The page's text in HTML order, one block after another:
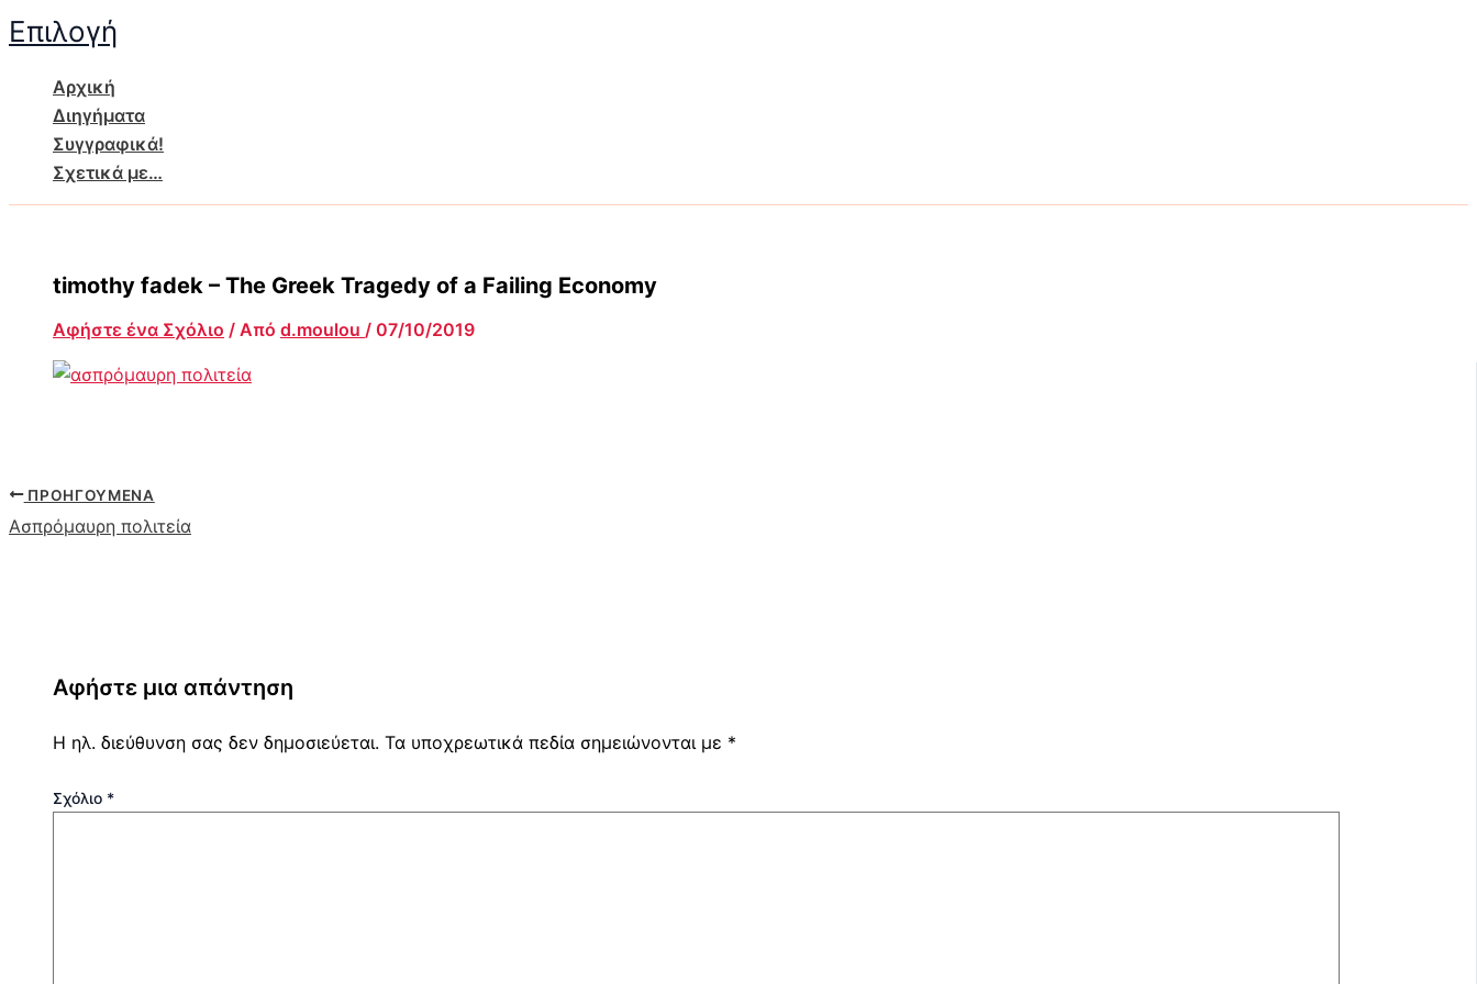
Μετάβαση
στο
περιεχόμενο
Επιλογή
Αρχική
Διηγήματα
Συγγραφικά!
Σχετικά με…
timothy fadek – The Greek Tragedy of a Failing Economy
Αφήστε ένα Σχόλιο / Από d.moulou / 07/10/2019
ΠΡΟΗΓΟΎΜΕΝΑ
Ασπρόμαυρη πολιτεία
Αφήστε μια απάντηση
Η ηλ. διεύθυνση σας δεν δημοσιεύεται. Τα υποχρεωτικά πεδία σημειώνονται με *
Σχόλιο *